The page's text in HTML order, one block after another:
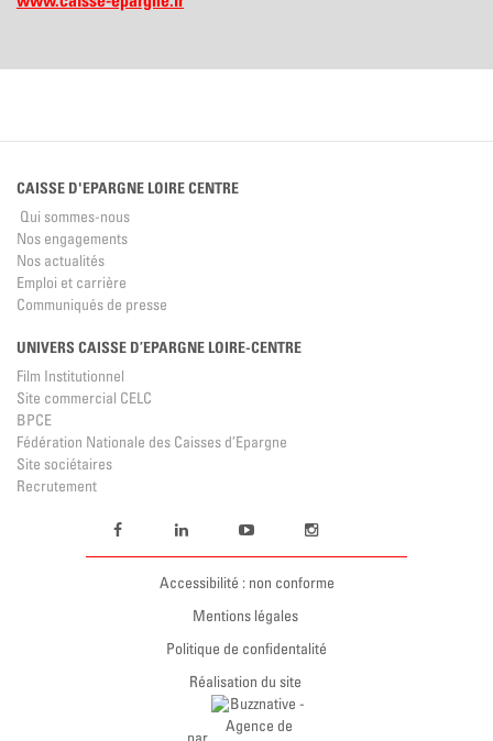
CAISSE D'EPARGNE LOIRE CENTRE
Qui sommes-nous
Nos engagements
Nos actualités
Emploi et carrière
Communiqués de presse
UNIVERS CAISSE D’EPARGNE LOIRE-CENTRE
Film Institutionnel
Site commercial CELC
BPCE
Fédération Nationale des Caisses d’Epargne
Site sociétaires
Recrutement
Accessibilité : non conforme
Mentions légales
Politique de confidentalité
Réalisation du site